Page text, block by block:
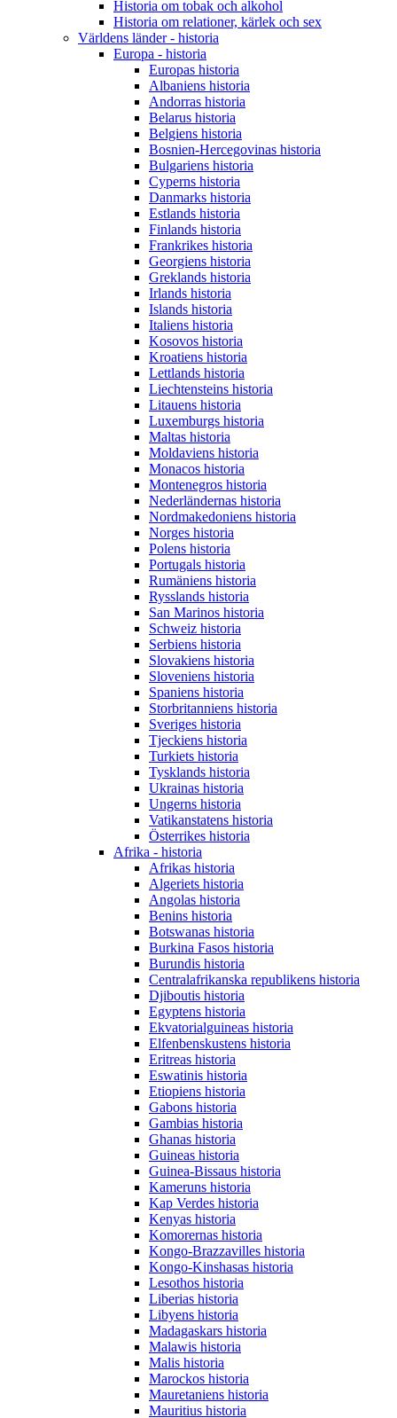
Historia om tobak och alkohol
Historia om relationer, kärlek och sex
Världens länder - historia
Europa - historia
Europas historia
Albaniens historia
Andorras historia
Belarus historia
Belgiens historia
Bosnien-Hercegovinas historia
Bulgariens historia
Cyperns historia
Danmarks historia
Estlands historia
Finlands historia
Frankrikes historia
Georgiens historia
Greklands historia
Irlands historia
Islands historia
Italiens historia
Kosovos historia
Kroatiens historia
Lettlands historia
Liechtensteins historia
Litauens historia
Luxemburgs historia
Maltas historia
Moldaviens historia
Monacos historia
Montenegros historia
Nederländernas historia
Nordmakedoniens historia
Norges historia
Polens historia
Portugals historia
Rumäniens historia
Rysslands historia
San Marinos historia
Schweiz historia
Serbiens historia
Slovakiens historia
Sloveniens historia
Spaniens historia
Storbritanniens historia
Sveriges historia
Tjeckiens historia
Turkiets historia
Tysklands historia
Ukrainas historia
Ungerns historia
Vatikanstatens historia
Österrikes historia
Afrika - historia
Afrikas historia
Algeriets historia
Angolas historia
Benins historia
Botswanas historia
Burkina Fasos historia
Burundis historia
Centralafrikanska republikens historia
Djiboutis historia
Egyptens historia
Ekvatorialguineas historia
Elfenbenskustens historia
Eritreas historia
Eswatinis historia
Etiopiens historia
Gabons historia
Gambias historia
Ghanas historia
Guineas historia
Guinea-Bissaus historia
Kameruns historia
Kap Verdes historia
Kenyas historia
Komorernas historia
Kongo-Brazzavilles historia
Kongo-Kinshasas historia
Lesothos historia
Liberias historia
Libyens historia
Madagaskars historia
Malawis historia
Malis historia
Marockos historia
Mauretaniens historia
Mauritius historia